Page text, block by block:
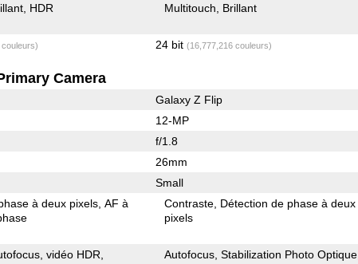
HDR Multitouch Brillant
24 bit (16,777,216 couleurs)
Camera
Galaxy Z Flip
12-MP
f/1.8
26mm
Small
à deux pixels AF à
Contraste Détection de phase à deux
pixels
vidéo HDR
Autofocus Stabilization Photo Optique